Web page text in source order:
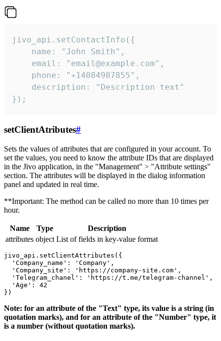
jivo_api.setContactInfo({
    name: "John Smith",
    email: "email@example.com",
    phone: "+14084987855",
    description: "Description text"
});
setClientAtributes#
Sets the values ​​of attributes that are configured in your account. To
set the values, you need to know the attribute IDs that are displayed
in the Jivo application, in the "Management" > "Attribute settings"
section. The attributes will be displayed in the dialog information
panel and updated in real time.
**Important: The method can be called no more than 10 times per
hour.
Name Type
Description
attributes object List of fields in key-value format
jivo_api.setClientAttributes({
  'Company_name': 'Company',
  'Company_site': 'https://company-site.com',
  'Telegram_chanel': 'https://t.me/telegram-channel',
  'Age': 42
Note: for an attribute of the "Text" type, its value is a string (in
quotation marks), and for an attribute of the "Number" type, it
is a number (without quotation marks).